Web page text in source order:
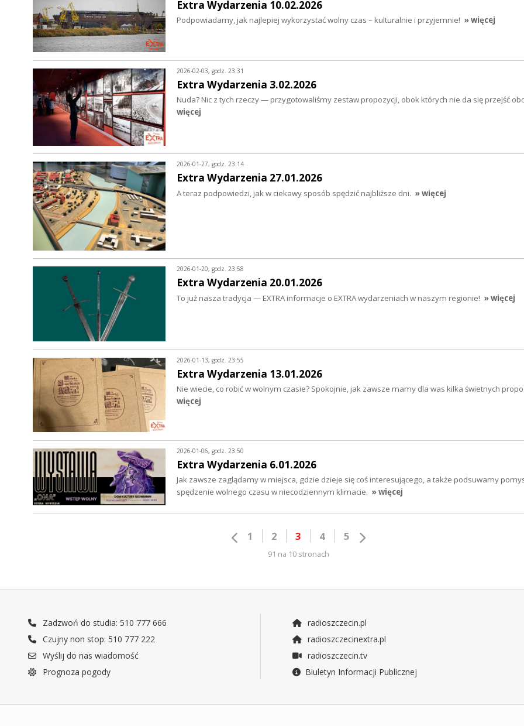
Extra Wydarzenia 10.02.2026
Podpowiadamy, jak najlepiej wykorzystać wolny czas – kulturalnie i przyjemnie! » więcej
2026-02-03, godz. 23:31
Extra Wydarzenia 3.02.2026
Nuda? Nic z tych rzeczy — przygotowaliśmy zestaw propozycji, obok których nie da się przejść
więcej
2026-01-27, godz. 23:14
Extra Wydarzenia 27.01.2026
A teraz podpowiedzi, jak w ciekawy sposób spędzić najbliższe dni. » więcej
2026-01-20, godz. 23:58
Extra Wydarzenia 20.01.2026
To już nasza tradycja — EXTRA informacje o EXTRA wydarzeniach w naszym regionie! » więcej
2026-01-13, godz. 23:55
Extra Wydarzenia 13.01.2026
Nie wiecie, co robić w wolnym czasie? Spokojnie, jak zawsze mamy dla was kilka świetnych
więcej
2026-01-06, godz. 23:50
Extra Wydarzenia 6.01.2026
Jak zawsze zaglądamy w miejsca, gdzie dzieje się coś interesującego, a także podsuwamy
spędzenie wolnego czasu w niecodziennym klimacie. » więcej
1 2 3 4 5
91 na 10 stronach
Zadzwoń do studia: 510 777 666
Czujny non stop: 510 777 222
Wyślij do nas wiadomość
Prognoza pogody
radioszczecin.pl
radioszczecinextra.pl
radioszczecin.tv
Biuletyn Informacji Publicznej